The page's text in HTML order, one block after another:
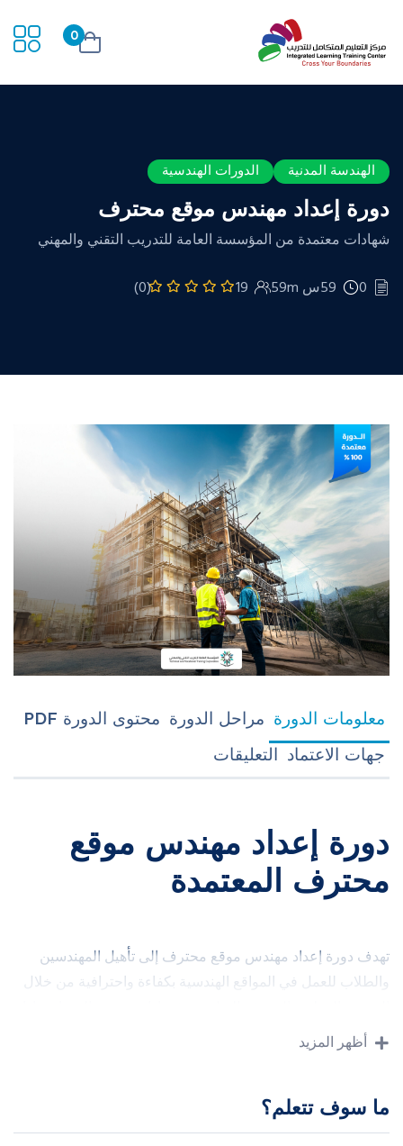
0
الهندسة المدنية الدورات الهندسية
دورة إعداد مهندس موقع محترف
شهادات معتمدة من المؤسسة العامة للتدريب التقني والمهني
0 59س 59m 19
(0)
معلومات الدورة مراحل الدورة محتوى الدورة PDF
جهات الاعتماد التعليقات
دورة إعداد مهندس موقع
محترف المعتمدة
تهدف دورة إعداد مهندس موقع محترف إلى تأهيل المهندسين
والطلاب للعمل في المواقع الهندسية بكفاءة واحترافية من خلال
كنت تبحث عن دورة مهندس موقع في السعودية تساعدك على
فهم مسؤوليات الموقع والتعامل مع التحديات الميدانية بثقة فهذه
محتوى الدورة وما يميزها:
أظهر المزيد
ما سوف تتعلم؟